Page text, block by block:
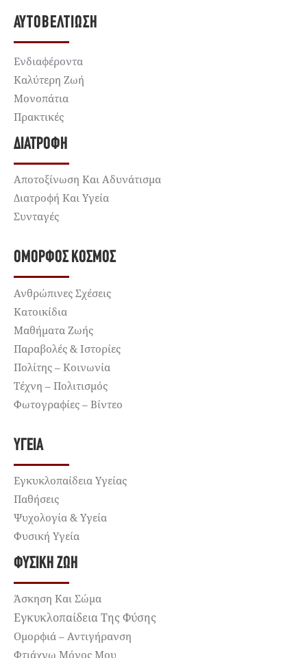
ΑΥΤΟΒΕΛΤΊΩΣΗ
Ενδιαφέροντα
Καλύτερη Ζωή
Μονοπάτια
Πρακτικές
ΔΙΑΤΡΟΦΉ
Αποτοξίνωση Και Αδυνάτισμα
Διατροφή Και Υγεία
Συνταγές
ΌΜΟΡΦΟΣ ΚΌΣΜΟΣ
Ανθρώπινες Σχέσεις
Κατοικίδια
Μαθήματα Ζωής
Παραβολές & Ιστορίες
Πολίτης – Κοινωνία
Τέχνη – Πολιτισμός
Φωτογραφίες – Βίντεο
ΥΓΕΊΑ
Εγκυκλοπαίδεια Υγείας
Παθήσεις
Ψυχολογία & Υγεία
Φυσική Υγεία
ΦΥΣΙΚΉ ΖΩΉ
Άσκηση Και Σώμα
Εγκυκλοπαίδεια Της Φύσης
Ομορφιά – Αντιγήρανση
Φτιάχνω Μόνος Μου